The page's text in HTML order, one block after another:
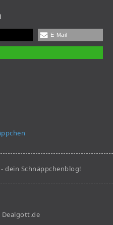
E-Mail
dein Schnäppchenblog!
Dealgott.de